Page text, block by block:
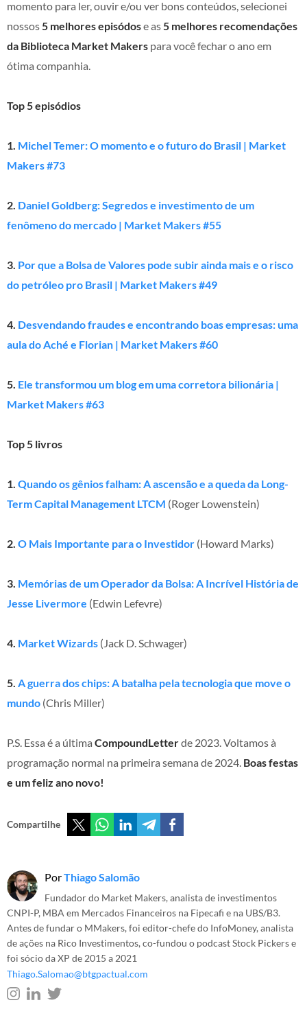
momento para ler, ouvir e/ou ver bons conteúdos, selecionei
nossos5 melhores episódose as5 melhores recomendações
da Biblioteca Market Makers para você fechar o ano em
ótima companhia.
Top 5 episódios
1. Michel Temer: O momento e o futuro do Brasil | Market
Makers #73
2. Daniel Goldberg: Segredos e investimento de um
fenômeno do mercado | Market Makers #55
3. Por que a Bolsa de Valores pode subir ainda mais e o risco
do petróleo pro Brasil | Market Makers #49
4. Desvendando fraudes e encontrando boas empresas: uma
aula do Aché e Florian | Market Makers #60
5. Ele transformou um blog em uma corretora bilionária |
Market Makers #63
Top 5 livros
1. Quando os gênios falham: A ascensão e a queda da Long-
Term Capital Management LTCM (Roger Lowenstein)
2. O Mais Importante para o Investidor (Howard Marks)
3. Memórias de um Operador da Bolsa: A Incrível História de
Jesse Livermore (Edwin Lefevre)
4. Market Wizards (Jack D. Schwager)
5. A guerra dos chips: A batalha pela tecnologia que move o
mundo (Chris Miller)
P.S. Essa é a última CompoundLetterde 2023. Voltamos à
programação normal na primeira semana de 2024. Boas festas
e um feliz ano novo!
Compartilhe
PorThiago Salomão
Fundador do Market Makers, analista de investimentos
CNPI-P, MBA em Mercados Financeiros na Fipecafi e na UBS/B3.
Antes de fundar o MMakers, foi editor-chefe do InfoMoney, analista
de ações na Rico Investimentos, co-fundou o podcast Stock Pickers e
foi sócio da XP de 2015 a 2021
Thiago.Salomao@btgpactual.com